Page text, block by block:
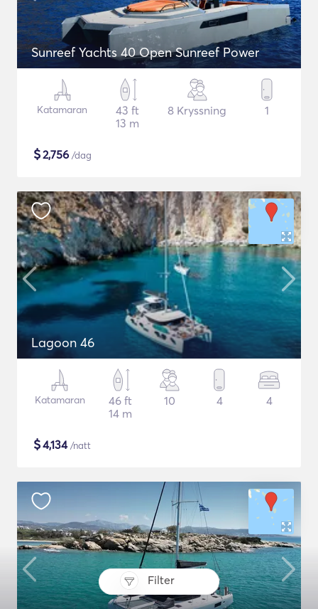
Filter
Sunreef Yachts 40 Open Sunreef Power
Katamaran
43 ft
13 m
8 Kryssning 1
$2,756 /dag
Lagoon 46
Katamaran
46 ft
14 m
10 4 4
$4,134/natt